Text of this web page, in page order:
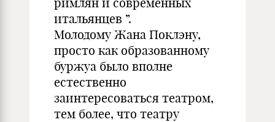
итальянцев ”.
Молодому Жана Поклэну,
просто как образованному
буржуа было вполне
естественно
заинтересоваться театром,
тем более, что театру